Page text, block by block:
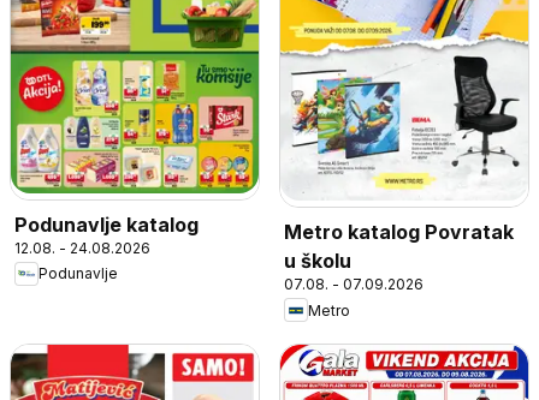
Podunavlje katalog
12.08. - 24.08.2026
Podunavlje
Metro katalog Povratak
u školu
07.08. - 07.09.2026
Metro